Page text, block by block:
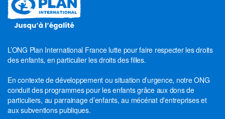
L’ONG Plan International France lutte pour faire respecter les droits
des enfants, en particulier les droits des filles.
En contexte de développement ou situation d’urgence, notre ONG
conduit des programmes pour les enfants grâce aux dons de
particuliers, au parrainage d’enfants, au mécénat d’entreprises et
aux subventions publiques.